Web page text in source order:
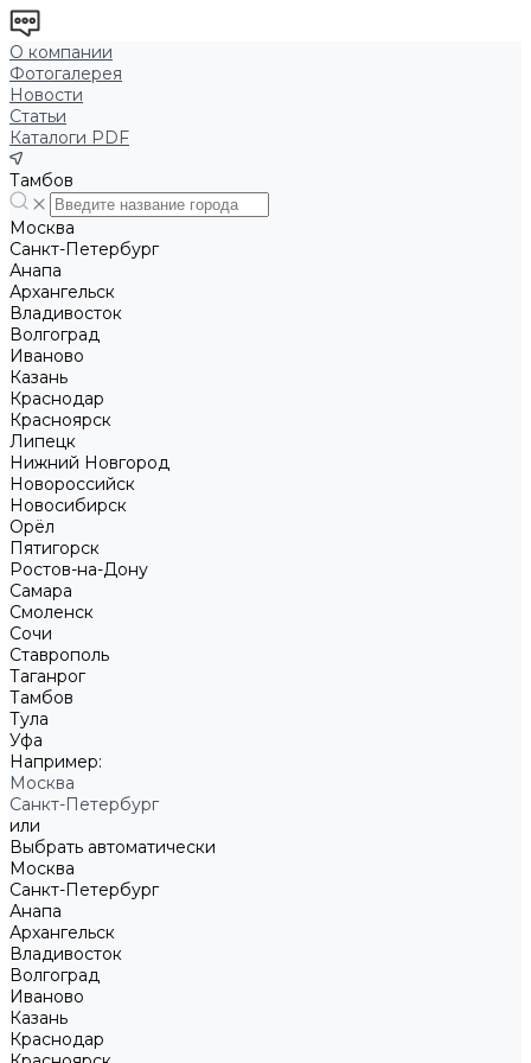
О компании
Фотогалерея
Новости
Статьи
Каталоги PDF
Тамбов
Москва
Санкт-Петербург
Анапа
Архангельск
Владивосток
Волгоград
Иваново
Казань
Краснодар
Красноярск
Липецк
Нижний Новгород
Новороссийск
Новосибирск
Орёл
Пятигорск
Ростов-на-Дону
Самара
Смоленск
Сочи
Ставрополь
Таганрог
Тамбов
Тула
Уфа
Например:
Москва
Санкт-Петербург
или
Выбрать автоматически
Москва
Санкт-Петербург
Анапа
Архангельск
Владивосток
Волгоград
Иваново
Казань
Краснодар